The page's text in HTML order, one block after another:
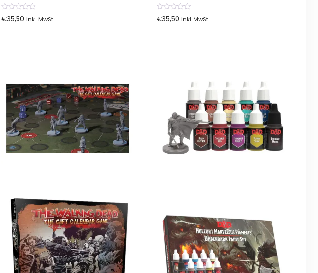
0
von
€35,50 inkl. MwSt.
0
von
€35,50 inkl. MwSt.